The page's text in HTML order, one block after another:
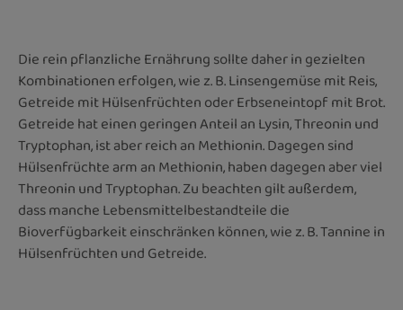
Die rein pflanzliche Ernährung sollte daher in gezielten
Kombinationen erfolgen, wie z. B. Linsengemüse mit Reis,
Getreide mit Hülsenfrüchten oder Erbseneintopf mit Brot.
Getreide hat einen geringen Anteil an Lysin, Threonin und
Tryptophan, ist aber reich an Methionin. Dagegen sind
Hülsenfrüchte arm an Methionin, haben dagegen aber viel
Threonin und Tryptophan. Zu beachten gilt außerdem,
dass manche Lebensmittelbestandteile die
Bioverfügbarkeit einschränken können, wie z. B. Tannine in
Hülsenfrüchten und Getreide.